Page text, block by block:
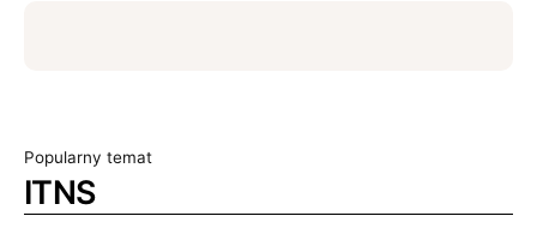
Popularny temat
ITNS